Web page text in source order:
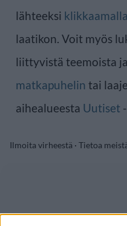
lähteeksi
laatikon. Voit myös
liittyvistä teemoista
matkapuhelin tai
aihealueesta Uutiset
Ilmoita virheestä · Tietoa